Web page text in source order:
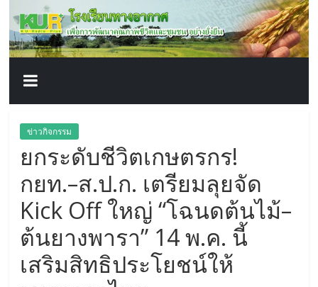
content
โรงเรียน
ทาง
อากาศ​
เพื่อ
พัฒนา
คุณภาพ
ชีวิต
ข่าวกิจกรรม
ยกระดับชีวิตเกษตรกร!
กยท.–ส.ป.ก. เตรียมลุยจัด
Kick Off ใหญ่ “โฉนดต้นไม้–
ต้นยางพารา” 14 พ.ค. นี้
เสริมสิทธิประโยชน์ให้